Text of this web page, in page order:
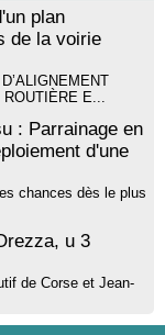
di Santa Lucia di
plan
de la voirie
ROUTIÈRE E...
: Parrainage en
d'une
chances dès le plus
u 3
de Corse et Jean-